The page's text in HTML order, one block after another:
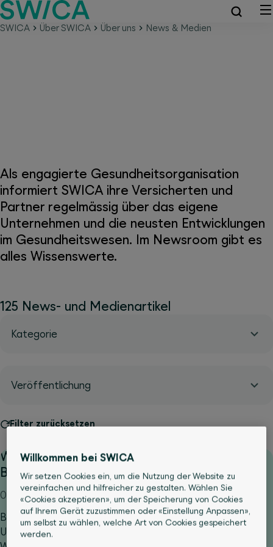
SWICA Über SWICA Über uns News & Medien
Als engagierte Gesundheitsorganisation
informiert SWICA ihre Versicherten und
Partner regelmässig über das eigene
Unternehmen und die neusten Entwicklungen
im Gesundheitswesen. Im Newsroom gibt es
alles Wissenswerte.
125 News- und Medienartikel
Kategorie
Veröffentlichung
Filter zurücksetzen
Wechseljahre: Endlich ganzheitliche
Betreuung mit myMeno Insel
01.06.2026
Belastende Beschwerden und wenig medizinische
Unterstützung – ein Phänomen, das Frauen in den
Willkommen bei SWICA
Wir setzen Cookies ein, um die Nutzung der Website zu
vereinfachen und hilfreicher zu gestalten. Wählen Sie
«Cookies akzeptieren», um der Speicherung von Cookies
auf Ihrem Gerät zuzustimmen oder «Einstellung Anpassen»,
um selbst zu wählen, welche Art von Cookies gespeichert
werden.